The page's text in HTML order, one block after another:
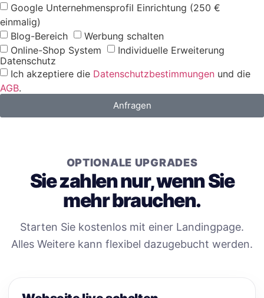
Google Unternehmensprofil Einrichtung (250 €
einmalig)
Blog-Bereich
Werbung schalten
Online-Shop System
Individuelle Erweiterung
Datenschutz
Ich akzeptiere die Datenschutzbestimmungen und die
AGB.
Anfragen
OPTIONALE UPGRADES
Sie zahlen nur, wenn Sie
mehr brauchen.
Starten Sie kostenlos mit einer Landingpage.
Alles Weitere kann flexibel dazugebucht werden.